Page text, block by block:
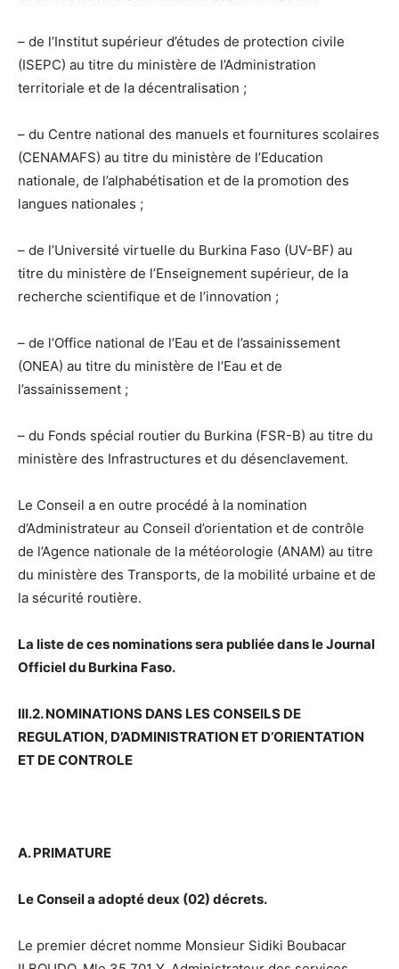
– de l’Institut supérieur d’études de protection civile
(ISEPC) au titre du ministère de l’Administration
territoriale et de la décentralisation ;
– du Centre national des manuels et fournitures scolaires
(CENAMAFS) au titre du ministère de l’Education
nationale, de l’alphabétisation et de la promotion des
langues nationales ;
– de l’Université virtuelle du Burkina Faso (UV-BF) au
titre du ministère de l’Enseignement supérieur, de la
recherche scientifique et de l’innovation ;
– de l’Office national de l’Eau et de l’assainissement
(ONEA) au titre du ministère de l’Eau et de
l’assainissement ;
– du Fonds spécial routier du Burkina (FSR-B) au titre du
ministère des Infrastructures et du désenclavement.
Le Conseil a en outre procédé à la nomination
d’Administrateur au Conseil d’orientation et de contrôle
de l’Agence nationale de la météorologie (ANAM) au titre
du ministère des Transports, de la mobilité urbaine et de
la sécurité routière.
La liste de ces nominations sera publiée dans le Journal
Officiel du Burkina Faso.
III.2. NOMINATIONS DANS LES CONSEILS DE
REGULATION, D’ADMINISTRATION ET D’ORIENTATION
ET DE CONTROLE
A. PRIMATURE
Le Conseil a adopté deux (02) décrets.
Le premier décret nomme Monsieur Sidiki Boubacar